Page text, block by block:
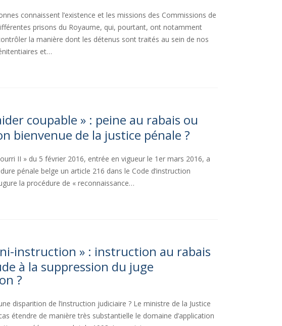
connaissent l’existence et les missions des Commissions de
prisons du Royaume, qui, pourtant, ont notamment
la manière dont les détenus sont traités au sein de nos
et…
coupable » : peine au rabais ou
bienvenue de la justice pénale ?
II » du 5 février 2016, entrée en vigueur le 1er mars 2016, a
pénale belge un article 216 dans le Code d’instruction
la procédure de « reconnaissance…
instruction » : instruction au rabais
à la suppression du juge
?
disparition de l’instruction judiciaire ? Le ministre de la Justice
étendre de manière très substantielle le domaine d’application